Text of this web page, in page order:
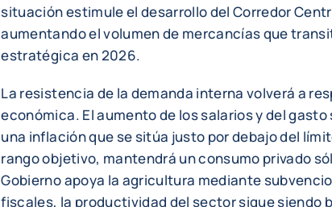
situación estimule el desarrollo del Corredor
aumentando el volumen de mercancías que
estratégica en 2026.
La resistencia de la demanda interna volverá a
económica. El aumento de los salarios y del
una inflación que se sitúa justo por debajo del
rango objetivo, mantendrá un consumo privado
Gobierno apoya la agricultura mediante
fiscales, la productividad del sector sigue siendo